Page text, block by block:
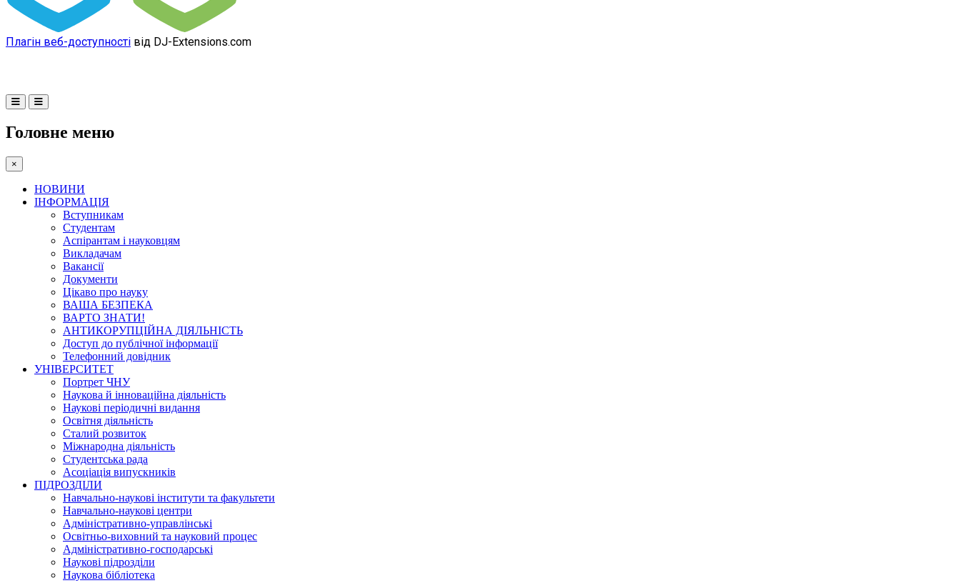
Плагін веб-доступності від DJ-Extensions.com
Головне меню
×
НОВИНИ
ІНФОРМАЦІЯ
Вступникам
Студентам
Аспірантам і науковцям
Викладачам
Вакансії
Документи
Цікаво про науку
ВАША БЕЗПЕКА
ВАРТО ЗНАТИ!
АНТИКОРУПЦІЙНА ДІЯЛЬНІСТЬ
Доступ до публічної інформації
Телефонний довідник
УНІВЕРСИТЕТ
Портрет ЧНУ
Наукова й інноваційна діяльність
Наукові періодичні видання
Освітня діяльність
Сталий розвиток
Міжнародна діяльність
Студентська рада
Асоціація випускників
ПІДРОЗДІЛИ
Навчально-наукові інститути та факультети
Навчально-наукові центри
Адміністративно-управлінські
Освітньо-виховний та науковий процес
Адміністративно-господарські
Наукові підрозділи
Наукова бібліотека